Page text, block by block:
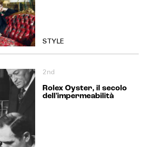
STYLE
2nd
Rolex Oyster, il secolo
dell'impermeabilità